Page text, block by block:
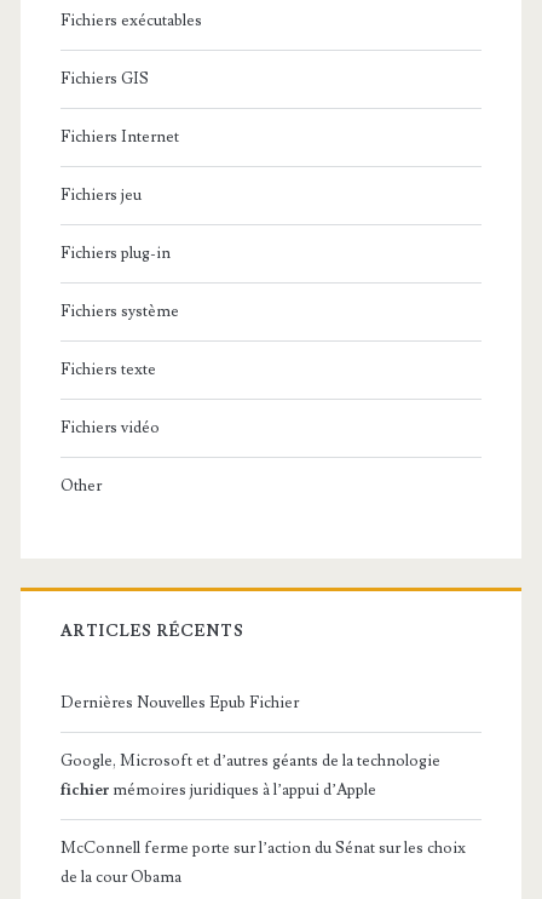
Fichiers exécutables
Fichiers GIS
Fichiers Internet
Fichiers jeu
Fichiers plug-in
Fichiers système
Fichiers texte
Fichiers vidéo
Other
ARTICLES RÉCENTS
Dernières Nouvelles Epub Fichier
Google, Microsoft et d’autres géants de la technologie
fichier mémoires juridiques à l’appui d’Apple
McConnell ferme porte sur l’action du Sénat sur les choix
de la cour Obama